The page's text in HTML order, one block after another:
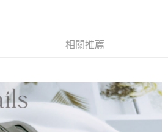
需綁卡、不需儲值。
訊認證，即可結帳。
，再付款。
程】
含以上)免運費
相關推薦